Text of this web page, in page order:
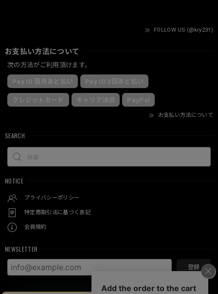
FOLLOW US (@kry231)
お支払い方法について
次の方法がご利用頂けます。
Pay ID 翌月あと払い Pay ID 3回あと払い
クレジットカード キャリア決済 PayPal
お支払い方法について
SEARCH
NOTICE
プライバシーポリシー
特定商取引法に基づく表記
会員規約
NEWSLETTER
登録